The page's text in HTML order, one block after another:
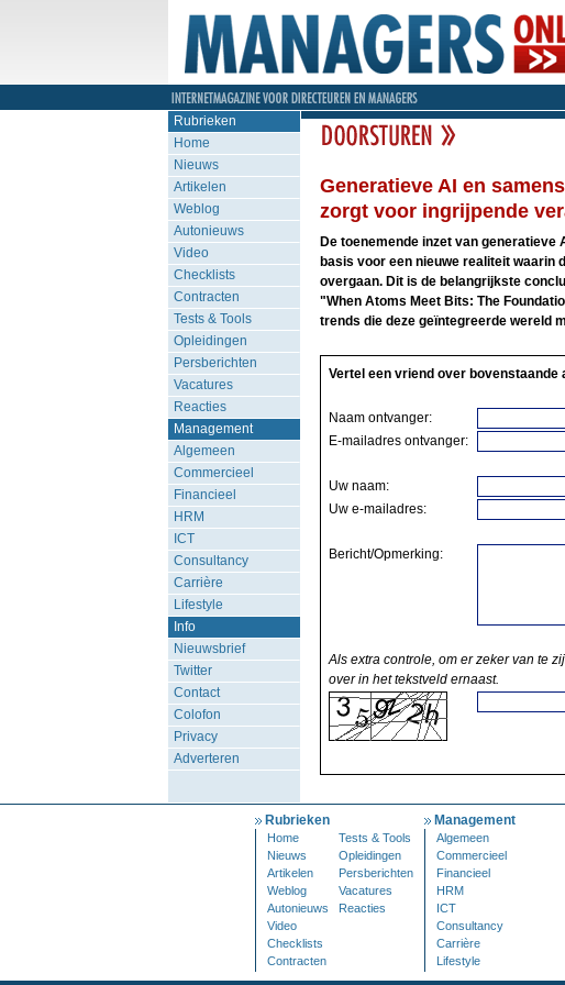
Rubrieken
Home
Nieuws
Artikelen
Weblog
Autonieuws
Video
Checklists
Contracten
Tests & Tools
Opleidingen
Persberichten
Vacatures
Reacties
Management
Algemeen
Commercieel
Financieel
HRM
ICT
Consultancy
Carrière
Lifestyle
Info
Nieuwsbrief
Twitter
Contact
Colofon
Privacy
Adverteren
Generatieve AI en
zorgt voor ingrijpende
De toenemende inzet van generatieve
basis voor een nieuwe realiteit waarin
overgaan. Dit is de belangrijkste
"When Atoms Meet Bits: The
trends die deze geïntegreerde wereld
Vertel een vriend over bovenstaande
Naam ontvanger:
E-mailadres ontvanger:
Uw naam:
Uw e-mailadres:
Bericht/Opmerking:
Als extra controle, om er zeker van te
over in het tekstveld ernaast.
Rubrieken
Home
Tests & Tools
Nieuws
Opleidingen
Artikelen
Persberichten
Weblog
Vacatures
Autonieuws
Reacties
Video
Checklists
Contracten
Management
Algemeen
Commercieel
Financieel
HRM
ICT
Consultancy
Carrière
Lifestyle